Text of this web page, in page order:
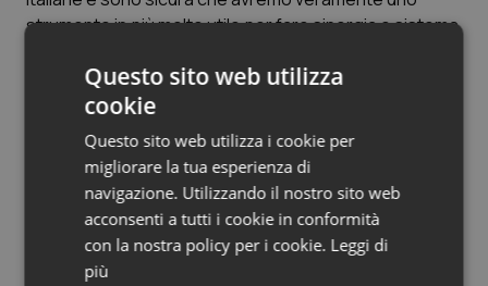
Oncologia & Nutrizione
Psoriasi & pelle
Quotidiano Cardiologia
strumento in più molto utile per fare sinergia e sistema
Articoli correlati:
Giornata Mondiale contro la Violenza sulle Donne.
Da Milano l’allarme: aumentano i casi
25 Novembre 2013
© Riproduzione riservata
Questo sito web utilizza
cookie
Questo sito web utilizza i cookie per
migliorare la tua esperienza di
navigazione. Utilizzando il nostro sito web
acconsenti a tutti i cookie in conformità
con la nostra policy per i cookie. Leggi di
più